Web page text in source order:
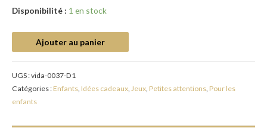
Disponibilité : 1 en stock
Ajouter au panier
UGS :vida-0037-D1
Catégories : Enfants, Idées cadeaux, Jeux, Petites attentions, Pour les
enfants